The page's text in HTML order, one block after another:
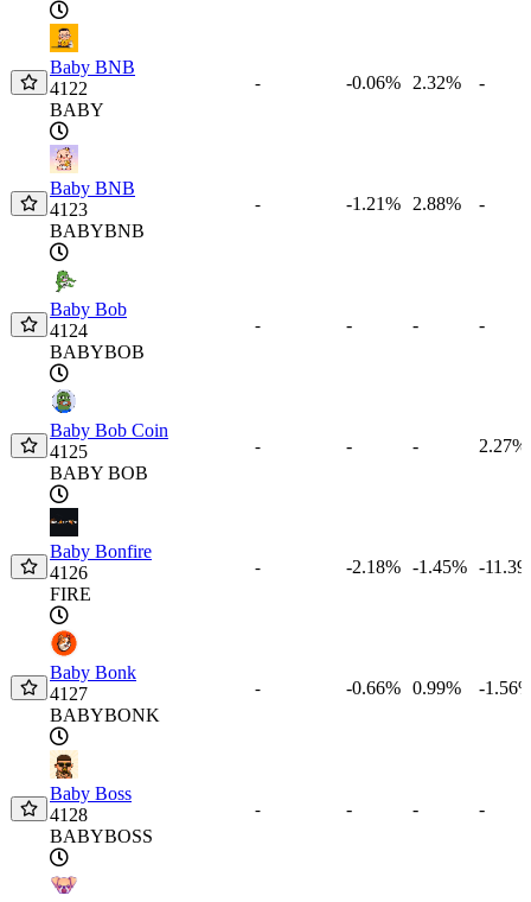
Baby BNB
4122
BABY
- -0.06% 2.32% -
Baby BNB
4123
BABYBNB
- -1.21% 2.88% -
Baby Bob
4124
BABYBOB
- - - -
Baby Bob Coin
4125
BABY BOB
- - - 2.27%
Baby Bonfire
4126
FIRE
- -2.18% -1.45% -
Baby Bonk
4127
BABYBONK
- -0.66% 0.99% -
Baby Boss
4128
BABYBOSS
- - - -